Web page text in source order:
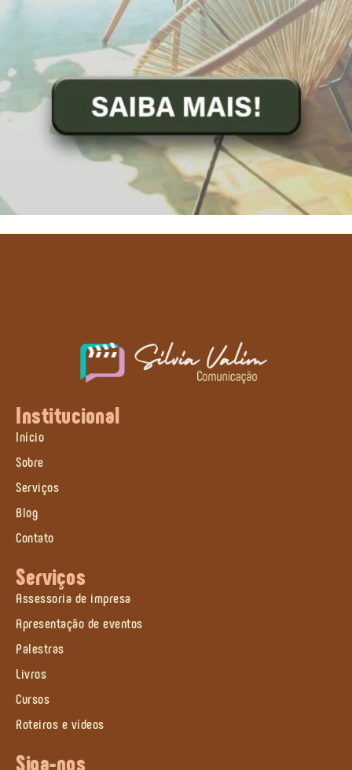
Institucional
Início
Sobre
Serviços
Blog
Contato
Serviços
Assessoria de impresa
Apresentação de eventos
Palestras
Livros
Cursos
Roteiros e vídeos
Siga-nos